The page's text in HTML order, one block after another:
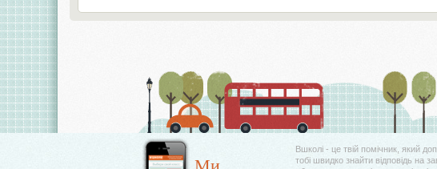
Вшколі - це твій помічник, який
тобі швидко знайти відповідь на